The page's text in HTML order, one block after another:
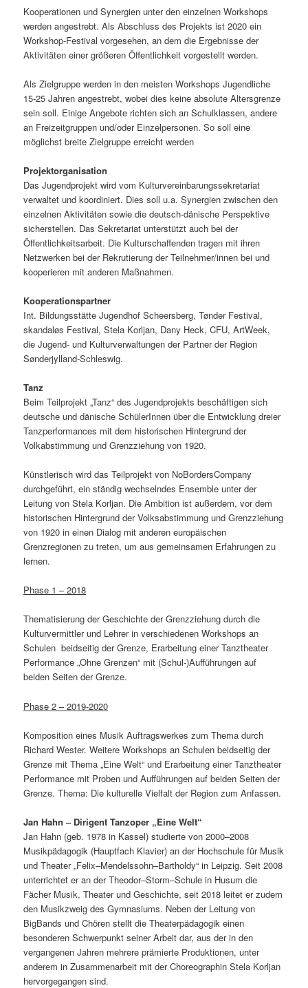
Kooperationen und Synergien unter den einzelnen Workshops
werden angestrebt. Als Abschluss des Projekts ist 2020 ein
Workshop-Festival vorgesehen, an dem die Ergebnisse der
Aktivitäten einer größeren Öffentlichkeit vorgestellt werden.
Als Zielgruppe werden in den meisten Workshops Jugendliche
15-25 Jahren angestrebt, wobei dies keine absolute Altersgrenze
sein soll. Einige Angebote richten sich an Schulklassen, andere
an Freizeitgruppen und/oder Einzelpersonen. So soll eine
möglichst breite Zielgruppe erreicht werden
Projektorganisation
Das Jugendprojekt wird vom Kulturvereinbarungssekretariat
verwaltet und koordiniert. Dies soll u.a. Synergien zwischen den
einzelnen Aktivitäten sowie die deutsch-dänische Perspektive
sicherstellen. Das Sekretariat unterstützt auch bei der
Öffentlichkeitsarbeit. Die Kulturschaffenden tragen mit ihren
Netzwerken bei der Rekrutierung der Teilnehmer/innen bei und
kooperieren mit anderen Maßnahmen.
Kooperationspartner
Int. Bildungsstätte Jugendhof Scheersberg, Tønder Festival,
skandaløs Festival, Stela Korljan, Dany Heck, CFU, ArtWeek,
die Jugend- und Kulturverwaltungen der Partner der Region
Sønderjylland-Schleswig.
Tanz
Beim Teilprojekt „Tanz“ des Jugendprojekts beschäftigen sich
deutsche und dänische SchülerInnen über die Entwicklung dreier
Tanzperformances mit dem historischen Hintergrund der
Volkabstimmung und Grenzziehung von 1920.
Künstlerisch wird das Teilprojekt von NoBordersCompany
durchgeführt, ein ständig wechselndes Ensemble unter der
Leitung von Stela Korljan. Die Ambition ist außerdem, vor dem
historischen Hintergrund der Volksabstimmung und Grenzziehung
von 1920 in einen Dialog mit anderen europäischen
Grenzregionen zu treten, um aus gemeinsamen Erfahrungen zu
lernen.
Phase 1 – 2018
Thematisierung der Geschichte der Grenzziehung durch die
Kulturvermittler und Lehrer in verschiedenen Workshops an
Schulen beidseitig der Grenze, Erarbeitung einer Tanztheater
Performance „Ohne Grenzen“ mit (Schul-)Aufführungen auf
beiden Seiten der Grenze.
Phase 2 – 2019-2020
Komposition eines Musik Auftragswerkes zum Thema durch
Richard Wester. Weitere Workshops an Schulen beidseitig der
Grenze mit Thema „Eine Welt“ und Erarbeitung einer Tanztheater
Performance mit Proben und Aufführungen auf beiden Seiten der
Grenze. Thema: Die kulturelle Vielfalt der Region zum Anfassen.
Jan Hahn – Dirigent Tanzoper „Eine Welt“
Jan Hahn (geb. 1978 in Kassel) studierte von 2000–2008
Musikpädagogik (Hauptfach Klavier) an der Hochschule für Musik
und Theater „Felix–Mendelssohn–Bartholdy“ in Leipzig. Seit 2008
unterrichtet er an der Theodor–Storm–Schule in Husum die
Fächer Musik, Theater und Geschichte, seit 2018 leitet er zudem
den Musikzweig des Gymnasiums. Neben der Leitung von
BigBands und Chören stellt die Theaterpädagogik einen
besonderen Schwerpunkt seiner Arbeit dar, aus der in den
vergangenen Jahren mehrere prämierte Produktionen, unter
anderem in Zusammenarbeit mit der Choreographin Stela Korljan
hervorgegangen sind.